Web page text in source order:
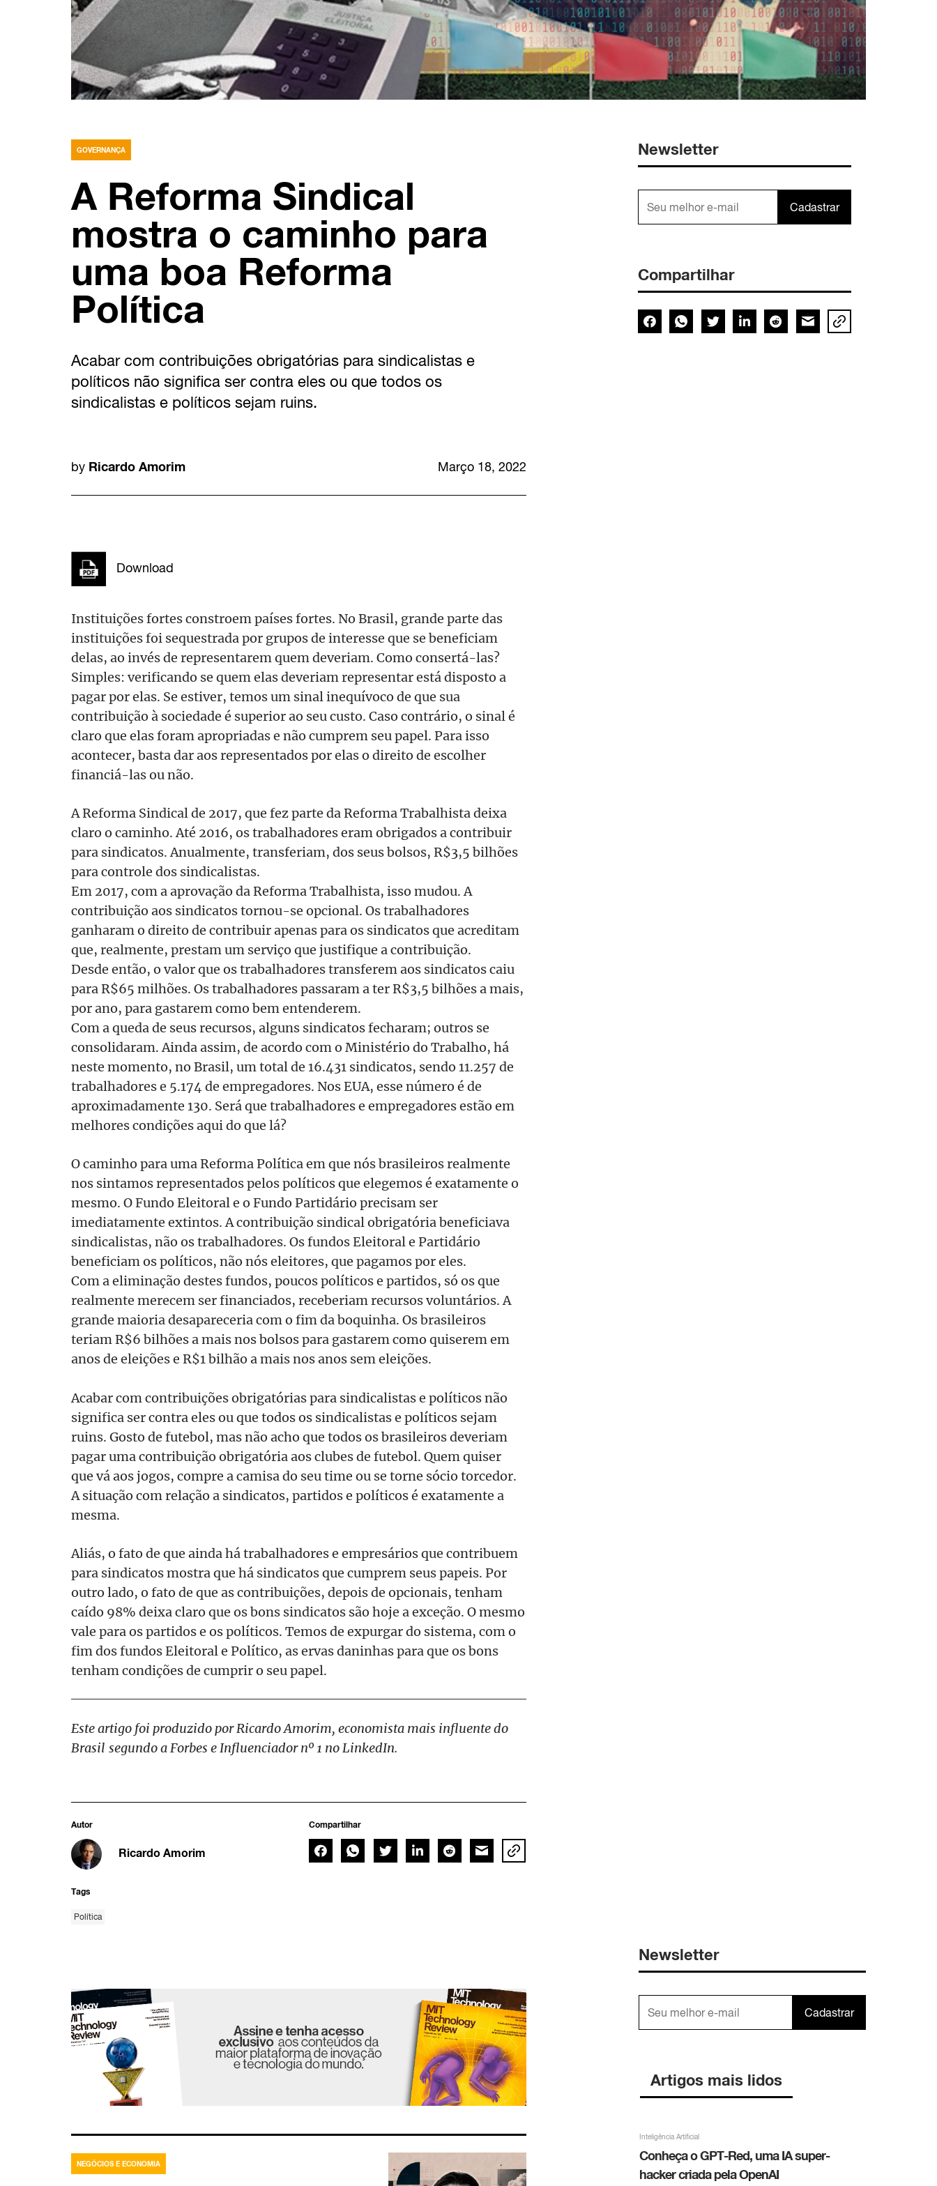
GOVERNANÇA
A Reforma Sindical
mostra o caminho para
uma boa Reforma
Política
Acabar com contribuições obrigatórias para sindicalistas e
políticos não significa ser contra eles ou que todos os
sindicalistas e políticos sejam ruins.
by Ricardo Amorim Março 18, 2022
Download
Instituições fortes constroem países fortes. No Brasil, grande parte das
instituições foi sequestrada por grupos de interesse que se beneficiam
delas, ao invés de representarem quem deveriam. Como consertá-las?
Simples: verificando se quem elas deveriam representar está disposto a
pagar por elas. Se estiver, temos um sinal inequívoco de que sua
contribuição à sociedade é superior ao seu custo. Caso contrário, o sinal é
claro que elas foram apropriadas e não cumprem seu papel. Para isso
acontecer, basta dar aos representados por elas o direito de escolher
financiá-las ou não.
A Reforma Sindical de 2017, que fez parte da Reforma Trabalhista deixa
claro o caminho. Até 2016, os trabalhadores eram obrigados a contribuir
para sindicatos. Anualmente, transferiam, dos seus bolsos, R$3,5 bilhões
para controle dos sindicalistas.
Em 2017, com a aprovação da Reforma Trabalhista, isso mudou. A
contribuição aos sindicatos tornou-se opcional. Os trabalhadores
ganharam o direito de contribuir apenas para os sindicatos que acreditam
que, realmente, prestam um serviço que justifique a contribuição.
Desde então, o valor que os trabalhadores transferem aos sindicatos caiu
para R$65 milhões. Os trabalhadores passaram a ter R$3,5 bilhões a mais,
por ano, para gastarem como bem entenderem.
Com a queda de seus recursos, alguns sindicatos fecharam; outros se
consolidaram. Ainda assim, de acordo com o Ministério do Trabalho, há
neste momento, no Brasil, um total de 16.431 sindicatos, sendo 11.257 de
trabalhadores e 5.174 de empregadores. Nos EUA, esse número é de
aproximadamente 130. Será que trabalhadores e empregadores estão em
melhores condições aqui do que lá?
O caminho para uma Reforma Política em que nós brasileiros realmente
nos sintamos representados pelos políticos que elegemos é exatamente o
mesmo. O Fundo Eleitoral e o Fundo Partidário precisam ser
imediatamente extintos. A contribuição sindical obrigatória beneficiava
sindicalistas, não os trabalhadores. Os fundos Eleitoral e Partidário
beneficiam os políticos, não nós eleitores, que pagamos por eles.
Com a eliminação destes fundos, poucos políticos e partidos, só os que
realmente merecem ser financiados, receberiam recursos voluntários. A
grande maioria desapareceria com o fim da boquinha. Os brasileiros
teriam R$6 bilhões a mais nos bolsos para gastarem como quiserem em
anos de eleições e R$1 bilhão a mais nos anos sem eleições.
Acabar com contribuições obrigatórias para sindicalistas e políticos não
significa ser contra eles ou que todos os sindicalistas e políticos sejam
ruins. Gosto de futebol, mas não acho que todos os brasileiros deveriam
pagar uma contribuição obrigatória aos clubes de futebol. Quem quiser
que vá aos jogos, compre a camisa do seu time ou se torne sócio torcedor.
A situação com relação a sindicatos, partidos e políticos é exatamente a
mesma.
Aliás, o fato de que ainda há trabalhadores e empresários que contribuem
para sindicatos mostra que há sindicatos que cumprem seus papeis. Por
outro lado, o fato de que as contribuições, depois de opcionais, tenham
caído 98% deixa claro que os bons sindicatos são hoje a exceção. O mesmo
vale para os partidos e os políticos. Temos de expurgar do sistema, com o
fim dos fundos Eleitoral e Político, as ervas daninhas para que os bons
tenham condições de cumprir o seu papel.
Este artigo foi produzido por Ricardo Amorim, economista mais influente do
Brasil segundo a Forbes e Influenciador nº 1 no LinkedIn.
Autor
Ricardo Amorim
Compartilhar
Tags
Política
Newsletter
Cadastrar
Compartilhar
NEGÓCIOS E ECONOMIA
Newsletter
Cadastrar
Artigos mais lidos